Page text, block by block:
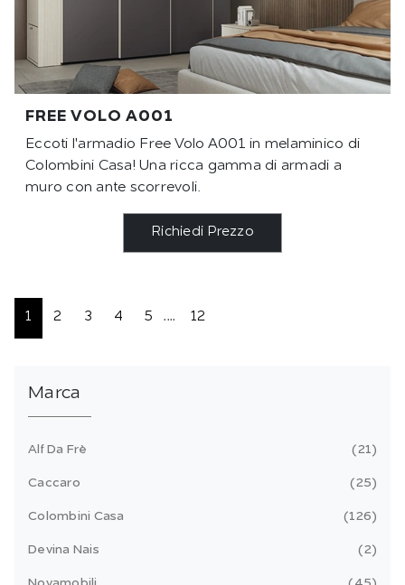
FREE VOLO A001
Eccoti l'armadio Free Volo A001 in melaminico di
Colombini Casa! Una ricca gamma di armadi a
muro con ante scorrevoli.
Richiedi Prezzo
1 2 3 4 5 .... 12
Marca
Alf Da Frè 21
Caccaro 25
Colombini Casa 126
Devina Nais 2